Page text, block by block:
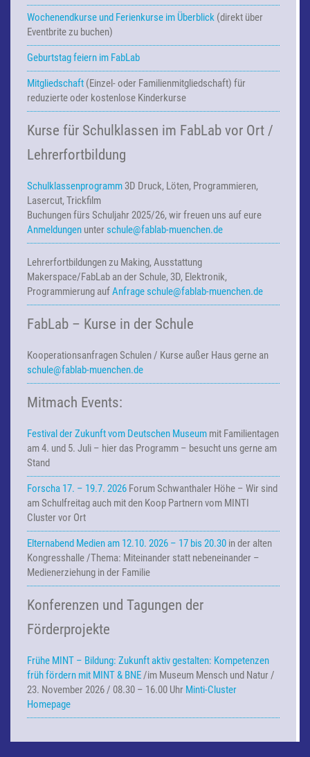
Wochenendkurse und Ferienkurse im Überblick (direkt über
Eventbrite zu buchen)
Geburtstag feiern im FabLab
Mitgliedschaft (Einzel- oder Familienmitgliedschaft) für
reduzierte oder kostenlose Kinderkurse
Kurse für Schulklassen im FabLab vor Ort /
Lehrerfortbildung
Schulklassenprogramm3D Druck, Löten, Programmieren,
Lasercut, Trickfilm
Buchungen fürs Schuljahr 2025/26, wir freuen uns auf eure
Anmeldungen unter schule@fablab-muenchen.de
Lehrerfortbildungen zu Making,Ausstattung
Makerspace/FabLab an der Schule, 3D, Elektronik,
Programmierung auf Anfrage schule@fablab-muenchen.de
FabLab – Kurse in der Schule
KooperationsanfragenSchulen / Kurse außer Haus gerne an
schule@fablab-muenchen.de
Mitmach Events:
Festival der Zukunft vom Deutschen Museum mit Familientagen
am 4. und 5. Juli – hier das Programm – besucht uns gerne am
Stand
Forscha 17. – 19.7. 2026 Forum Schwanthaler Höhe – Wir sind
am Schulfreitag auch mit den Koop Partnern vom MINTI
Cluster vor Ort
Elternabend Medien am 12.10. 2026 – 17 bis 20.30 in der alten
Kongresshalle /Thema: Miteinander statt nebeneinander –
Medienerziehung in der Familie
Konferenzen und Tagungen der
Förderprojekte
Frühe MINT – Bildung: Zukunft aktiv gestalten: Kompetenzen
früh fördern mit MINT & BNE/im Museum Mensch und Natur /
23. November 2026 / 08.30 – 16.00 Uhr Minti-Cluster
Homepage